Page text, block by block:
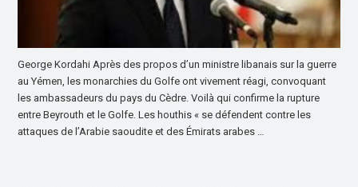
George Kordahi Après des propos d’un ministre libanais sur la guerre
au Yémen, les monarchies du Golfe ont vivement réagi, convoquant
les ambassadeurs du pays du Cèdre. Voilà qui confirme la rupture
entre Beyrouth et le Golfe. Les houthis « se défendent contre les
attaques de l’Arabie saoudite et des Émirats arabes …